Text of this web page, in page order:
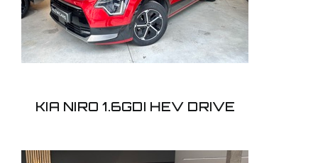
KIA NIRO 1.6GDI HEV DRIVE